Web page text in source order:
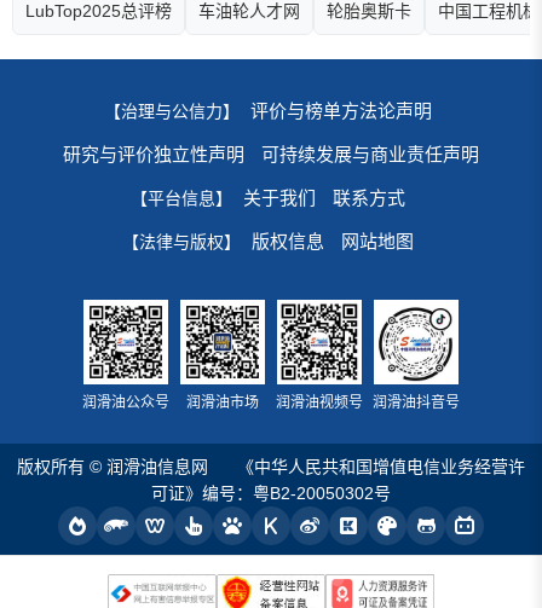
LubTop2025总评榜 车油轮人才网 轮胎奥斯卡 中国工程机
【治理与公信力】 评价与榜单方法论声明
研究与评价独立性声明 可持续发展与商业责任声明
【平台信息】 关于我们 联系方式
【法律与版权】 版权信息 网站地图
润滑油公众号 润滑油市场 润滑油视频号 润滑油抖音号
版权所有 © 润滑油信息网
《中华人民共和国增值电信业务经营许
可证》编号：粤B2-20050302号